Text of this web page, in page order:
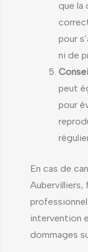
que la
pour
ni de
peut
pour
En cas de
Aubervilliers,
intervention
dommages